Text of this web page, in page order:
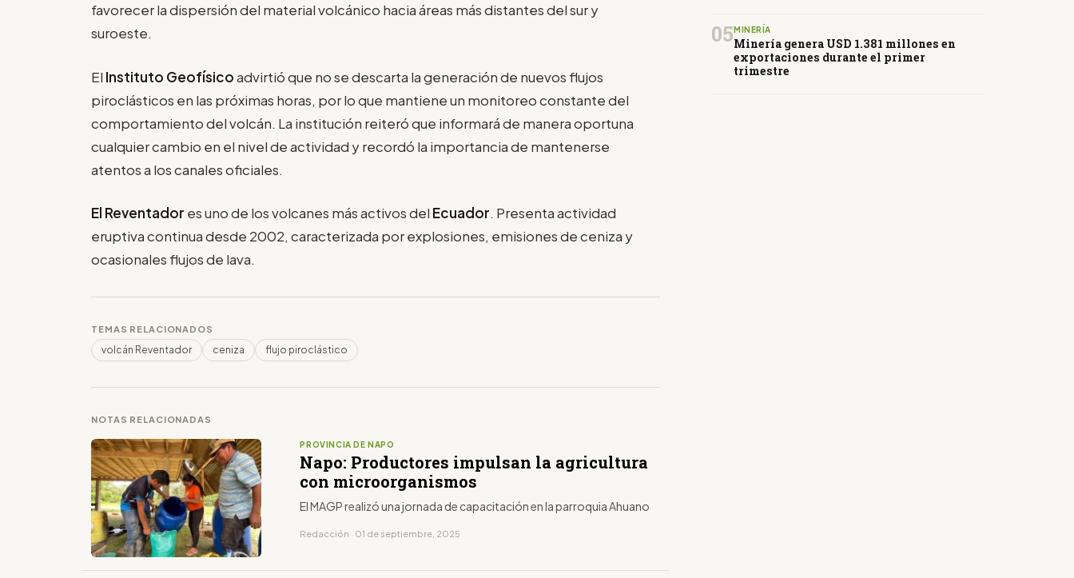
favorecer la dispersión del material volcánico hacia áreas más distantes del sur y
suroeste.
El Instituto Geofísicoadvirtió que no se descarta la generación de nuevos flujos
piroclásticos en las próximas horas, por lo que mantiene un monitoreo constante del
comportamiento del volcán. La institución reiteró que informará de manera oportuna
cualquier cambio en el nivel de actividad y recordó la importancia de mantenerse
atentos a los canales oficiales.
El Reventador es uno de los volcanes más activos del Ecuador. Presenta actividad
eruptiva continua desde 2002, caracterizada por explosiones, emisiones de ceniza y
ocasionales flujos de lava.
TEMAS RELACIONADOS
volcán Reventador ceniza flujo piroclástico
NOTAS RELACIONADAS
PROVINCIA DE NAPO
Napo: Productores impulsan la agricultura
con microorganismos
El MAGP realizó una jornada de capacitación en la parroquia Ahuano
Redacción · 01 de septiembre, 2025
05 MINERÍA
Minería genera USD 1.381 millones en
exportaciones durante el primer
trimestre